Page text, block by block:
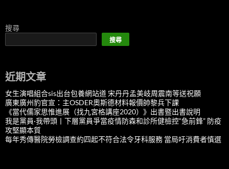
搜尋
搜尋
近期文章
女生演唱組合sis出台包養網站道 宋丹丹孟美岐周震南等送祝願
廣東廣州豹官宣：主OSDER奧斯德材料報價帥黎兵下課
《當代儒家思惟進展（找九宮格講座2020）》出書暨出書說明
我是黨員·我帶頭丨下層黨員爭當疫情防森和診所健檢控“急前鋒” 防疫
攻堅顯本質
每年秀傳醫院勞檢調查約四起不符合法令牙科服務 當局吁消費者慎選